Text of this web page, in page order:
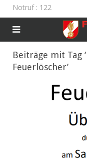
Notruf: 122
Beiträge mit Tag
Feuerlöscher’